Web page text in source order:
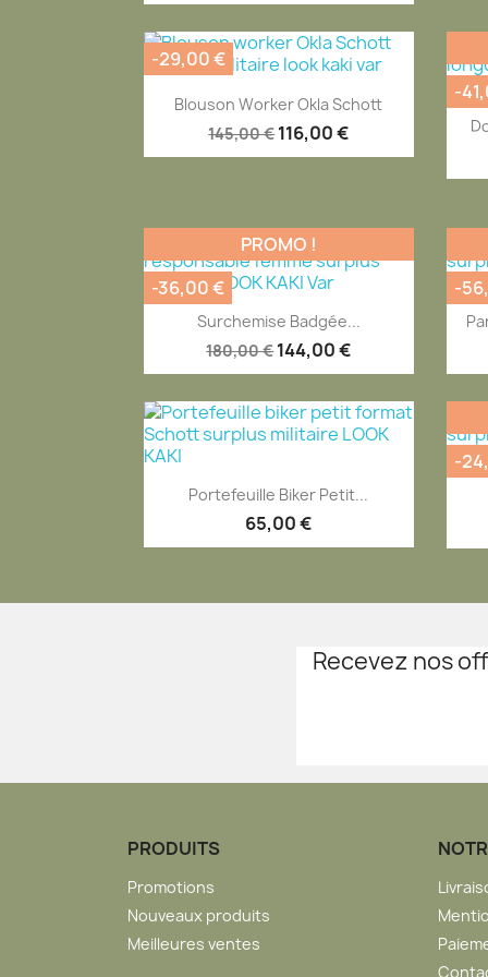
Aperçu rapide
Blouson Worker Okla Schott
145,00 €116,00 €
-29,00 €
-
Aperçu rapide
Surchemise Badgée...
180,00 €144,00 €
PROMO !
-36,00 €
-
Aperçu rapide
Portefeuille Biker Petit...
65,00 €
-
Recevez nos
PRODUITS
Promotions
Nouveaux produits
Meilleures ventes